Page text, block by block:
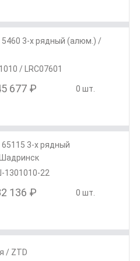
5460 3-х рядный (алюм.) /
/ LRС07601
677 ₽ 0 шт.
3-х рядный
1301010-22
136 ₽ 0 шт.
/ ZTD